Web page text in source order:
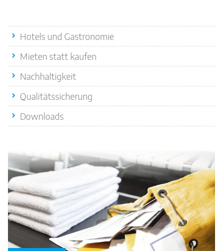
Quicklinks
Hotels und Gastronomie
Mieten statt kaufen
Nachhaltigkeit
Qualitätssicherung
Downloads